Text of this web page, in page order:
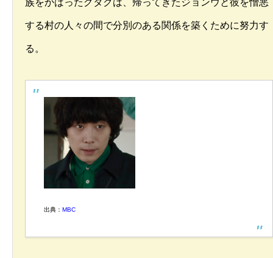
族をかばったグタクは、帰ってきたジョンウと彼を憎悪
する村の人々の間で分別のある関係を築くために努力す
る。
出典： MBC